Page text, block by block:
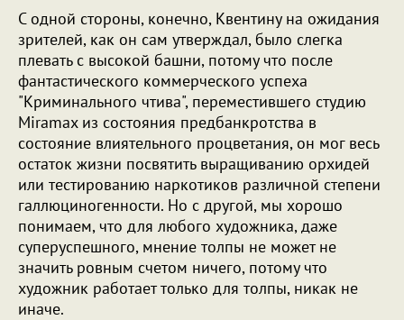
С одной стороны, конечно, Квентину на ожидания
зрителей, как он сам утверждал, было слегка
плевать с высокой башни, потому что после
фантастического коммерческого успеха
"Криминального чтива", переместившего студию
Miramax из состояния предбанкротства в
состояние влиятельного процветания, он мог весь
остаток жизни посвятить выращиванию орхидей
или тестированию наркотиков различной степени
галлюциногенности. Но с другой, мы хорошо
понимаем, что для любого художника, даже
суперуспешного, мнение толпы не может не
значить ровным счетом ничего, потому что
художник работает только для толпы, никак не
иначе.